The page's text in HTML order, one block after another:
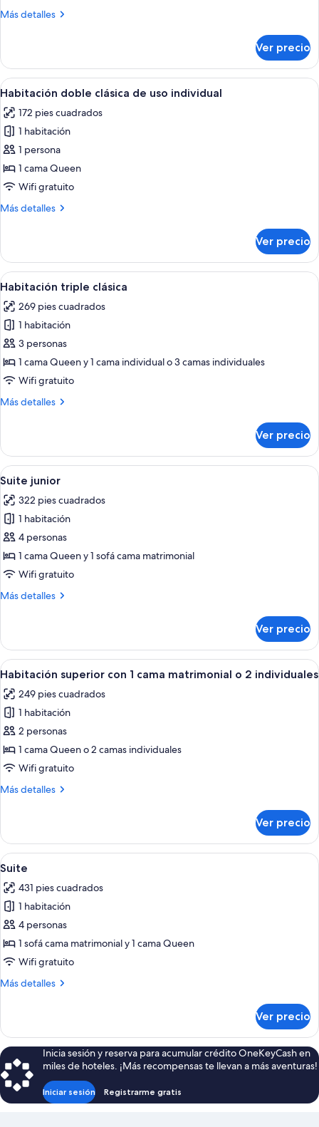
1
o
2
individuales
Más detalles
Más
clásica
con
1
matrimonial
o
individuales
Ver precio
Abrir
todas
las
fotos
de
Habitación
doble
de
Una habitación de hotel con una
5
Habitación doble clásica de uso individual
172 pies cuadrados
1 habitación
1 persona
1 cama Queen
Wifi gratuito
Más detalles
Más
doble
clásica
de
individual
Ver precio
Abrir
todas
las
fotos
de
Habitación
triple
Una habitación de hotel con una
6
Habitación triple clásica
269 pies cuadrados
1 habitación
3 personas
1 cama Queen y 1 cama individual o 3 camas individuales
Wifi gratuito
Más detalles
Más
triple
clásica
Ver precio
Abrir
todas
las
fotos
de
Suite
junior
Habitación de hotel con cama, sofá,
6
Suite junior
322 pies cuadrados
1 habitación
4 personas
1 cama Queen y 1 sofá cama matrimonial
Wifi gratuito
Más detalles
Más
junior
Ver precio
Abrir
todas
las
fotos
de
Habitación
superior
1
o
2
individuales
Habitación de hotel con cama, dos
6
Habitación superior con 1 cama matrimonial o 2 individuales
249 pies cuadrados
1 habitación
2 personas
1 cama Queen o 2 camas individuales
Wifi gratuito
Más detalles
Más
superior
con
1
matrimonial
o
individuales
Ver precio
Abrir
todas
las
fotos
de
Suite
Un comedor con mesa de madera,
6
Suite
431 pies cuadrados
1 habitación
4 personas
1 sofá cama matrimonial y 1 cama Queen
Wifi gratuito
Más detalles
Más
Ver precio
Inicia sesión y reserva para acumular crédito OneKeyCash en
miles de hoteles. ¡Más recompensas te llevan a más aventuras!
Iniciar sesión Registrarme gratis